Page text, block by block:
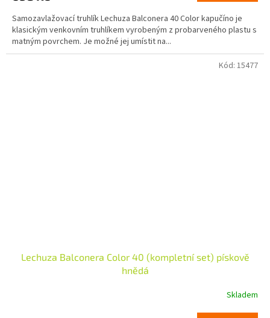
Samozavlažovací truhlík Lechuza Balconera 40 Color kapučíno je
klasickým venkovním truhlíkem vyrobeným z probarveného plastu s
matným povrchem. Je možné jej umístit na...
Lechuza Balconera Color 40 (kompletní set) pískově
hnědá
Skladem
Kód: 15477